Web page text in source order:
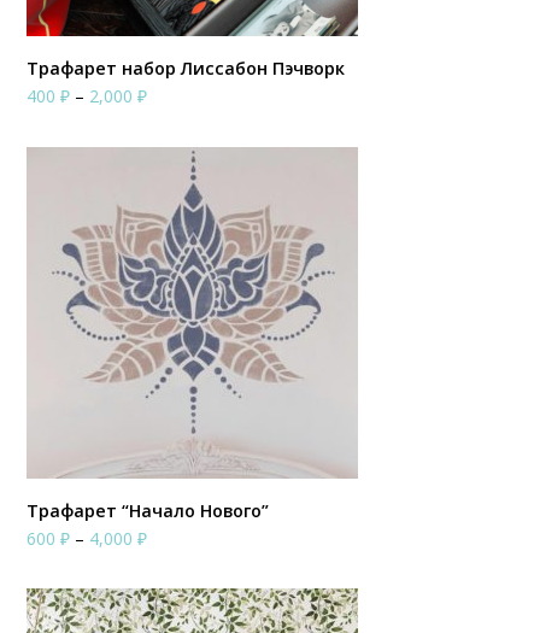
Трафарет набор Лиссабон Пэчворк
400₽ – 2,000₽Диапазон
400 ₽
2,000 ₽
Трафарет “Начало Нового”
600₽ – 4,000₽Диапазон
600 ₽
–